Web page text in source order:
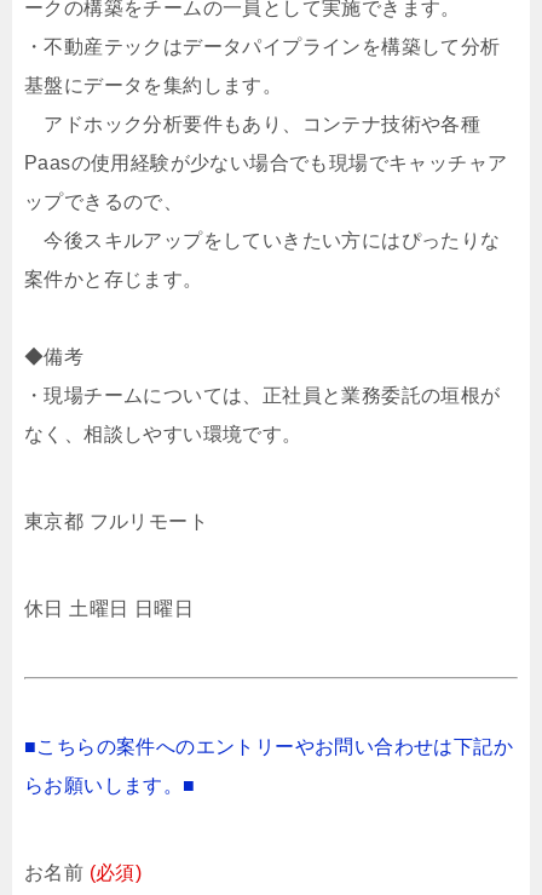
ークの構築をチームの一員として実施できます。
・不動産テックはデータパイプラインを構築して分析
基盤にデータを集約します。
アドホック分析要件もあり、コンテナ技術や各種
Paasの使用経験が少ない場合でも現場でキャッチャア
ップできるので、
今後スキルアップをしていきたい方にはぴったりな
案件かと存じます。
◆備考
・現場チームについては、正社員と業務委託の垣根が
なく、相談しやすい環境です。
東京都 フルリモート
休日 土曜日 日曜日
■こちらの案件へのエントリーやお問い合わせは下記か
らお願いします。■
お名前 (必須)